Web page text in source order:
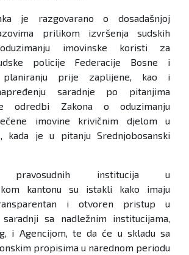
je razgovarano o dosadašnjoj
prilikom izvršenja sudskih
imovinske koristi za
policije Federacije Bosne i
planiranju prije zaplijene, kao i
saradnje po pitanjima
odredbi Zakona o oduzimanju
imovine krivičnim djelom u
kada je u pitanju Srednjobosanski
pravosudnih institucija u
kantonu su istakli kako imaju
i otvoren pristup u
sa nadležnim institucijama,
i Agencijom, te da će u skladu sa
propisima u narednom periodu